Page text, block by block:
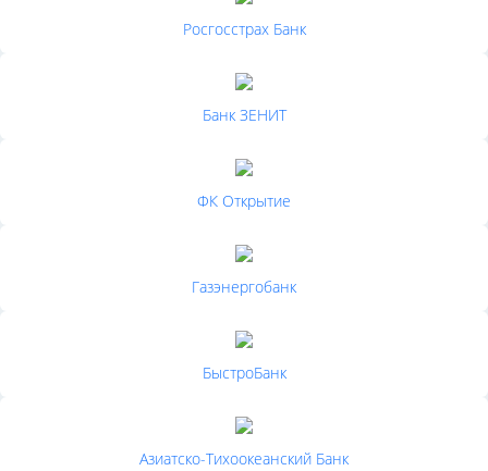
Росгосстрах Банк
Банк ЗЕНИТ
ФК Открытие
Газэнергобанк
БыстроБанк
Азиатско-Тихоокеанский Банк